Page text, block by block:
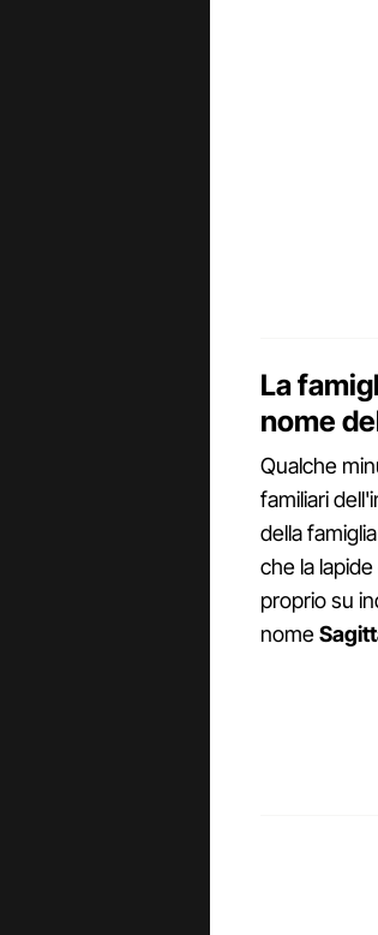
La
nome
Qualche
familiari
della
che la
proprio su
nome